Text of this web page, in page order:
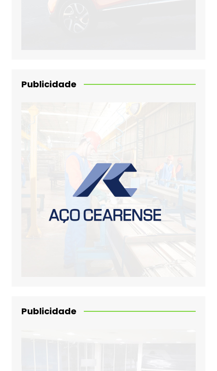
Publicidade
Publicidade